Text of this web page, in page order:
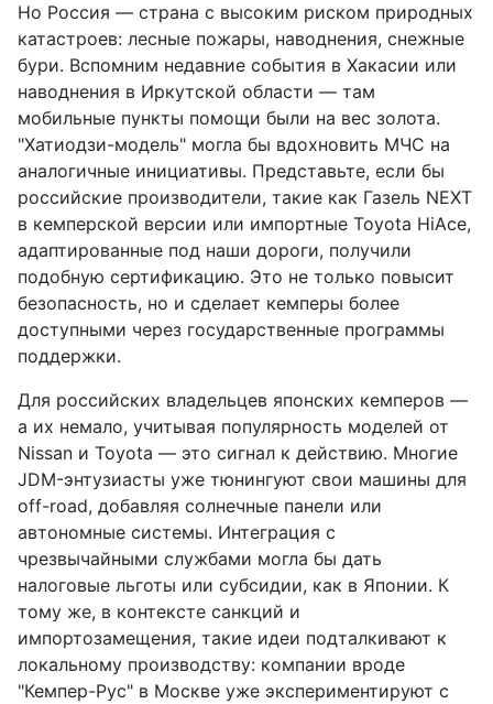
Но Россия — страна с высоким риском природных
катастроев: лесные пожары, наводнения, снежные
бури. Вспомним недавние события в Хакасии или
наводнения в Иркутской области — там
мобильные пункты помощи были на вес золота.
"Хатиодзи-модель" могла бы вдохновить МЧС на
аналогичные инициативы. Представьте, если бы
российские производители, такие как Газель NEXT
в кемперской версии или импортные Toyota HiAce,
адаптированные под наши дороги, получили
подобную сертификацию. Это не только повысит
безопасность, но и сделает кемперы более
доступными через государственные программы
поддержки.
Для российских владельцев японских кемперов —
а их немало, учитывая популярность моделей от
Nissan и Toyota — это сигнал к действию. Многие
JDM-энтузиасты уже тюнингуют свои машины для
off-road, добавляя солнечные панели или
автономные системы. Интеграция с
чрезвычайными службами могла бы дать
налоговые льготы или субсидии, как в Японии. К
тому же, в контексте санкций и
импортозамещения, такие идеи подталкивают к
локальному производству: компании вроде
"Кемпер-Рус" в Москве уже экспериментируют с